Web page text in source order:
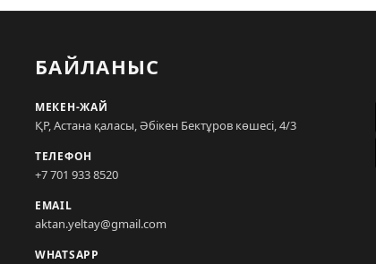
БАЙЛАНЫС
МЕКЕН-ЖАЙ
ҚР, Астана қаласы, Әбікен Бектұров көшесі, 4/3
ТЕЛЕФОН
+7 701 933 8520
EMAIL
aktan.yeltay@gmail.com
WHATSAPP